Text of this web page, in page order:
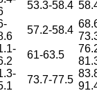
53.3-58.4
57.2-58.4
61-63.5
73.7-77.5